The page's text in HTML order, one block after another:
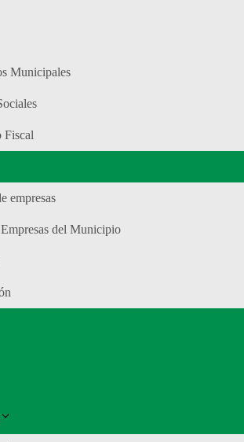
Municipales
Fiscal
empresas
del Municipio